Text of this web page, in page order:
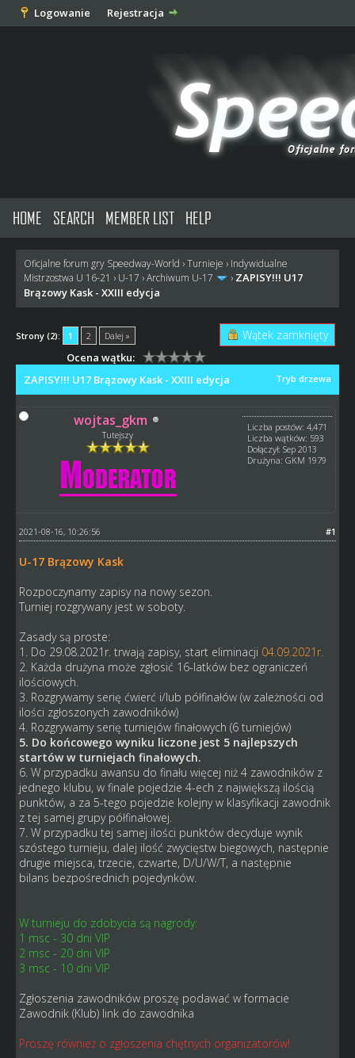
Logowanie Rejestracja
HOME SEARCH MEMBER LIST HELP
Oficjalne forum gry Speedway-World ›Turnieje › Indywidualne
Mistrzostwa U 16-21 › U-17 ›Archiwum U-17 › ZAPISY!!! U17
Brązowy Kask - XXIII edycja
Strony (2): 1 2 Dalej » Wątek zamknięty
Ocena wątku:
Tryb drzewa
ZAPISY!!! U17 Brązowy Kask - XXIII edycja
wojtas_gkm
Tutejszy
Liczba postów: 4,471
Liczba wątków: 593
Dołączył: Sep 2013
Drużyna: GKM 1979
#1
2021-08-16, 10:26:56
U-17 Brązowy Kask
Rozpoczynamy zapisy na nowy sezon.
Turniej rozgrywany jest w soboty.
Zasady są proste:
1. Do 29.08.2021r. trwają zapisy, start eliminacji 04.09.2021r.
2. Każda drużyna może zgłosić 16-latków bez ograniczeń
ilościowych.
3. Rozgrywamy serię ćwierć i/lub półfinałów (w zależności od
ilości zgłoszonych zawodników)
4. Rozgrywamy serię turniejów finałowych (6 turniejów)
5. Do końcowego wyniku liczone jest 5 najlepszych
startów w turniejach finałowych.
6. W przypadku awansu do finału więcej niż 4 zawodników z
jednego klubu, w finale pojedzie 4-ech z największą ilością
punktów, a za 5-tego pojedzie kolejny w klasyfikacji zawodnik
z tej samej grupy półfinałowej.
7. W przypadku tej samej ilości punktów decyduje wynik
szóstego turnieju, dalej ilość zwycięstw biegowych, następnie
drugie miejsca, trzecie, czwarte, D/U/W/T, a następnie
bilans bezpośrednich pojedynków.
W turnieju do zdobycia są nagrody:
1 msc - 30 dni VIP
2 msc - 20 dni VIP
3 msc - 10 dni VIP
Zgłoszenia zawodników proszę podawać w formacie
Zawodnik (Klub) link do zawodnika
Proszę również o zgłoszenia chętnych organizatorów!